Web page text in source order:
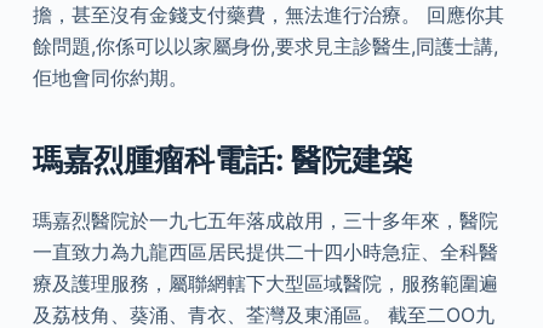
擔，甚至沒有金錢支付藥費，無法進行治療。 回應你其
餘問題,你係可以以家屬身份,要求見主診醫生,同護士講,
佢地會同你約期。
瑪嘉烈腫瘤科電話: 醫院建築
瑪嘉烈醫院於一九七五年落成啟用，三十多年來，醫院
一直致力為九龍西區居民提供二十四小時急症、全科醫
療及護理服務，屬聯網轄下大型區域醫院，服務範圍遍
及荔枝角、葵涌、青衣、荃灣及東涌區。 截至二OO九